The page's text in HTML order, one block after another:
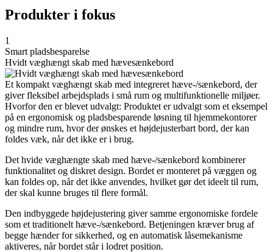
Produkter i fokus
1
Smart pladsbesparelse
Hvidt væghængt skab med hævesænkebord
Et kompakt væghængt skab med integreret hæve-/sænkebord, der
giver fleksibel arbejdsplads i små rum og multifunktionelle miljøer.
Hvorfor den er blevet udvalgt: Produktet er udvalgt som et eksempel
på en ergonomisk og pladsbesparende løsning til hjemmekontorer
og mindre rum, hvor der ønskes et højdejusterbart bord, der kan
foldes væk, når det ikke er i brug.
Det hvide væghængte skab med hæve-/sænkebord kombinerer
funktionalitet og diskret design. Bordet er monteret på væggen og
kan foldes op, når det ikke anvendes, hvilket gør det ideelt til rum,
der skal kunne bruges til flere formål.
Den indbyggede højdejustering giver samme ergonomiske fordele
som et traditionelt hæve-/sænkebord. Betjeningen kræver brug af
begge hænder for sikkerhed, og en automatisk låsemekanisme
aktiveres, når bordet står i lodret position.